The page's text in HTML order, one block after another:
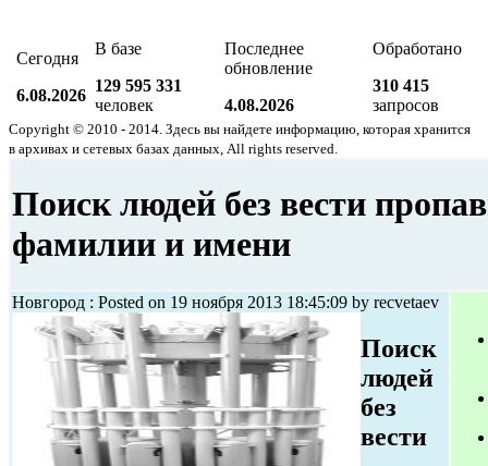
Сегодня
6.08.2026
В базе
129 595 331
человек
Последнее
обновление
4.08.2026
Обработано
310 415
запросов
Copyright © 2010 - 2014. Здесь вы найдете информацию, которая хранится
в архивах и сетевых базах данных, All rights reserved.
Поиск людей без вести
фамилии и имени
Новгород : Posted on 19 ноября 2013 18:45:09 by recvetaev
Поиск
людей
без
вести